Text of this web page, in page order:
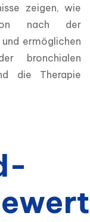
zeigen, wie
nach der
ermöglichen
bronchialen
die Therapie